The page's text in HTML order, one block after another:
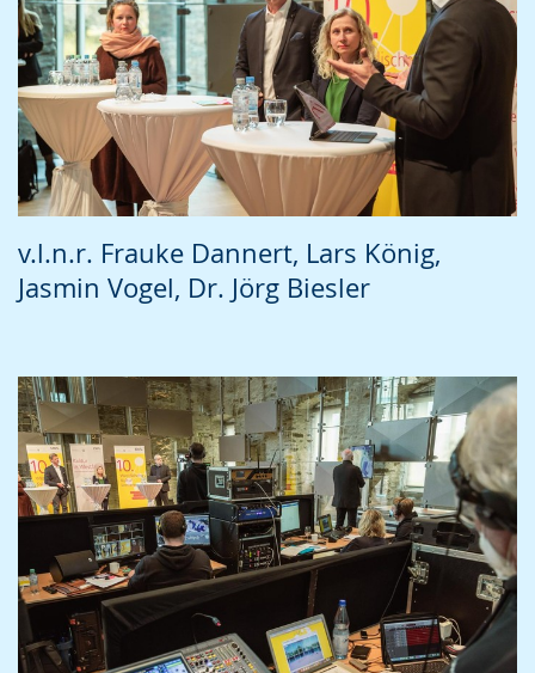
v.l.n.r. Frauke Dannert, Lars König,
Jasmin Vogel, Dr. Jörg Biesler